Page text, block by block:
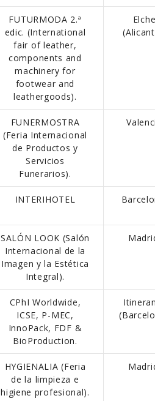
FUTURMODA 2.ª
edic. (International
fair of leather,
components and
machinery for
footwear and
leathergoods).
FUNERMOSTRA
(Feria Internacional
de Productos y
Servicios
Funerarios).
INTERIHOTEL
SALÓN LOOK (Salón
Internacional de la
Imagen y la Estética
Integral).
CPhI Worldwide,
ICSE, P-MEC,
InnoPack, FDF &
BioProduction.
HYGIENALIA (Feria
de la limpieza e
higiene profesional).